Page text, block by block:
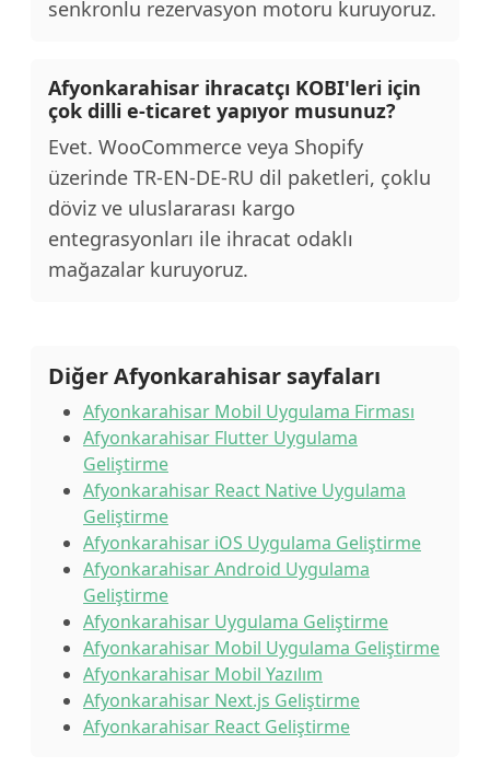
senkronlu rezervasyon motoru kuruyoruz.
Afyonkarahisar ihracatçı KOBI'leri için
çok dilli e-ticaret yapıyor musunuz?
Evet. WooCommerce veya Shopify
üzerinde TR-EN-DE-RU dil paketleri, çoklu
döviz ve uluslararası kargo
entegrasyonları ile ihracat odaklı
mağazalar kuruyoruz.
Diğer Afyonkarahisar sayfaları
Afyonkarahisar Mobil Uygulama Firması
Afyonkarahisar Flutter Uygulama
Geliştirme
Afyonkarahisar React Native Uygulama
Geliştirme
Afyonkarahisar iOS Uygulama Geliştirme
Afyonkarahisar Android Uygulama
Geliştirme
Afyonkarahisar Uygulama Geliştirme
Afyonkarahisar Mobil Uygulama Geliştirme
Afyonkarahisar Mobil Yazılım
Afyonkarahisar Next.js Geliştirme
Afyonkarahisar React Geliştirme